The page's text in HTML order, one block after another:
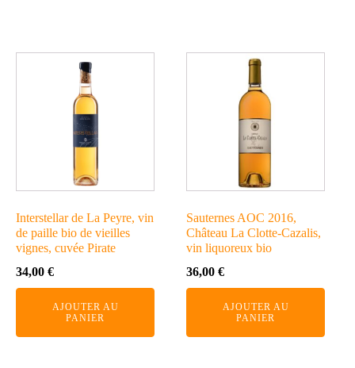
Interstellar de La Peyre, vin
de paille bio de vieilles
vignes, cuvée Pirate
34,00 €
AJOUTER AU
PANIER
Sauternes AOC 2016,
Château La Clotte-Cazalis,
vin liquoreux bio
36,00€
AJOUTER AU
PANIER